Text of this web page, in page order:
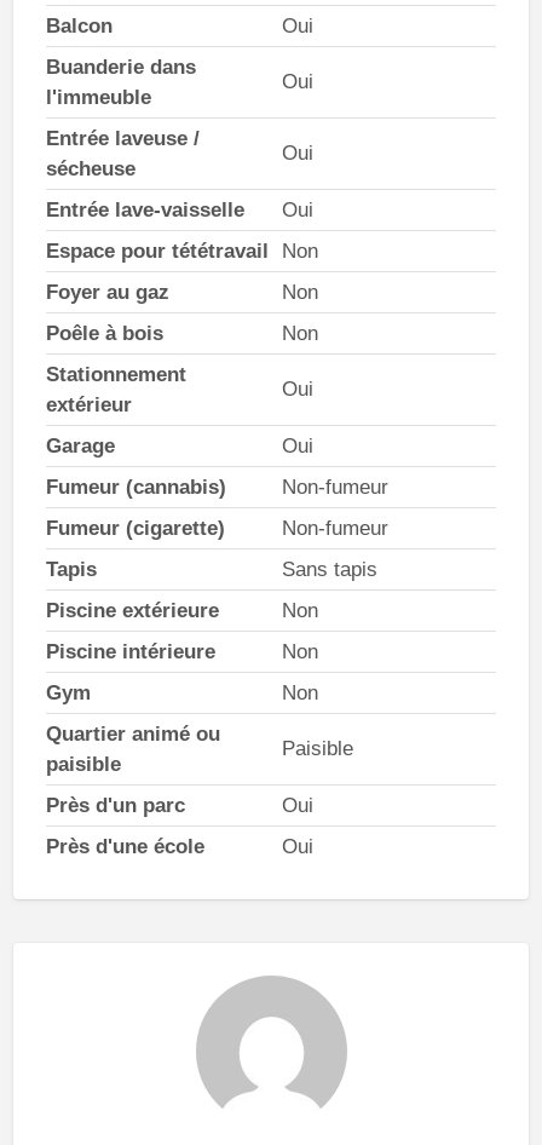
Balcon
Oui
Buanderie dans
l'immeuble
Oui
Entrée laveuse /
sécheuse
Oui
Entrée lave-vaisselle
Oui
Espace pour tététravail
Non
Foyer au gaz
Non
Poêle à bois
Non
Stationnement
extérieur
Oui
Garage
Oui
Fumeur (cannabis)
Non-fumeur
Fumeur (cigarette)
Non-fumeur
Tapis
Sans tapis
Piscine extérieure
Non
Piscine intérieure
Non
Gym
Non
Quartier animé ou
paisible
Paisible
Près d'un parc
Oui
Près d'une école
Oui